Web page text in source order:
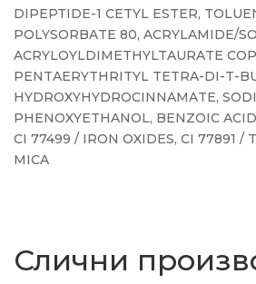
DIPEPTIDE-1 CETYL ESTER,
POLYSORBATE 80, ACRYLAMIDE/
ACRYLOYLDIMETHYLTAURATE
PENTAERYTHRITYL TETRA-DI-T-
HYDROXYHYDROCINNAMATE,
PHENOXYETHANOL, BENZOIC
CI 77499 / IRON OXIDES, CI 77891 /
MICA
Слични